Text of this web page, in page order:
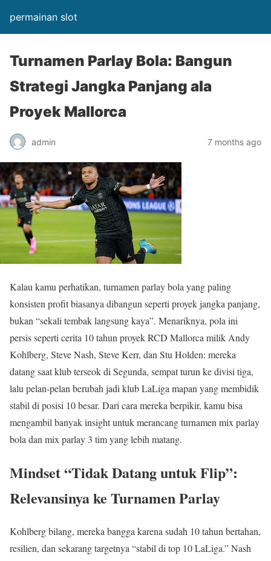
permainan slot
Turnamen Parlay Bola: Bangun
Strategi Jangka Panjang ala
Proyek Mallorca
admin 7 months ago
Kalau kamu perhatikan, turnamen parlay bola yang paling
konsisten profit biasanya dibangun seperti proyek jangka panjang,
bukan “sekali tembak langsung kaya”. Menariknya, pola ini
persis seperti cerita 10 tahun proyek RCD Mallorca milik Andy
Kohlberg, Steve Nash, Steve Kerr, dan Stu Holden: mereka
datang saat klub terseok di Segunda, sempat turun ke divisi tiga,
lalu pelan‑pelan berubah jadi klub LaLiga mapan yang membidik
stabil di posisi 10 besar. Dari cara mereka berpikir, kamu bisa
mengambil banyak insight untuk merancang turnamen mix parlay
bola dan mix parlay 3 tim yang lebih matang.
Mindset “Tidak Datang untuk Flip”:
Relevansinya ke Turnamen Parlay
Kohlberg bilang, mereka bangga karena sudah 10 tahun bertahan,
resilien, dan sekarang targetnya “stabil di top 10 LaLiga.” Nash